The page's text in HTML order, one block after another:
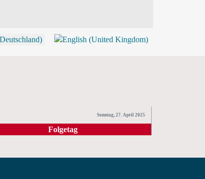
Sonntag, 27. April 2025
Folgetag